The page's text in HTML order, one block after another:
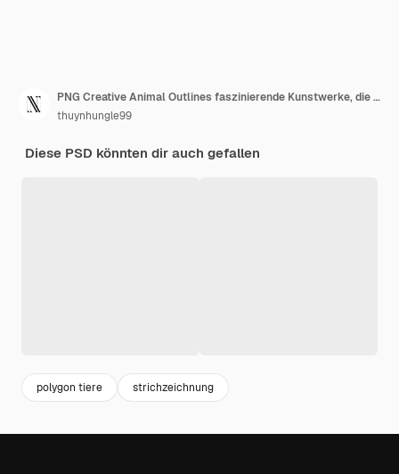
PNG Creative Animal Outlines faszinierende Kunstwerke, die die Natur und die Vielfalt der Wildtiere feiern
thuynhungle99
Diese PSD könnten dir auch gefallen
polygon tiere strichzeichnung